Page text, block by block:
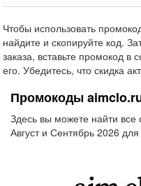
Чтобы использовать
найдите и скопируйте код.
заказа, вставьте промокод
его. Убедитесь, что скидка
Промокоды
Здесь вы можете найти
Август и Сентябрь 2026 для